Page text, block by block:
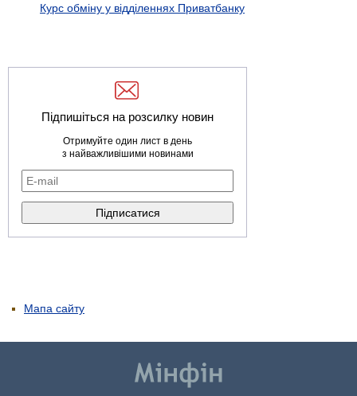
Курс обміну у відділеннях Приватбанку
Підпишіться на розсилку новин
Отримуйте один лист в день
з найважливішими новинами
Мапа сайту